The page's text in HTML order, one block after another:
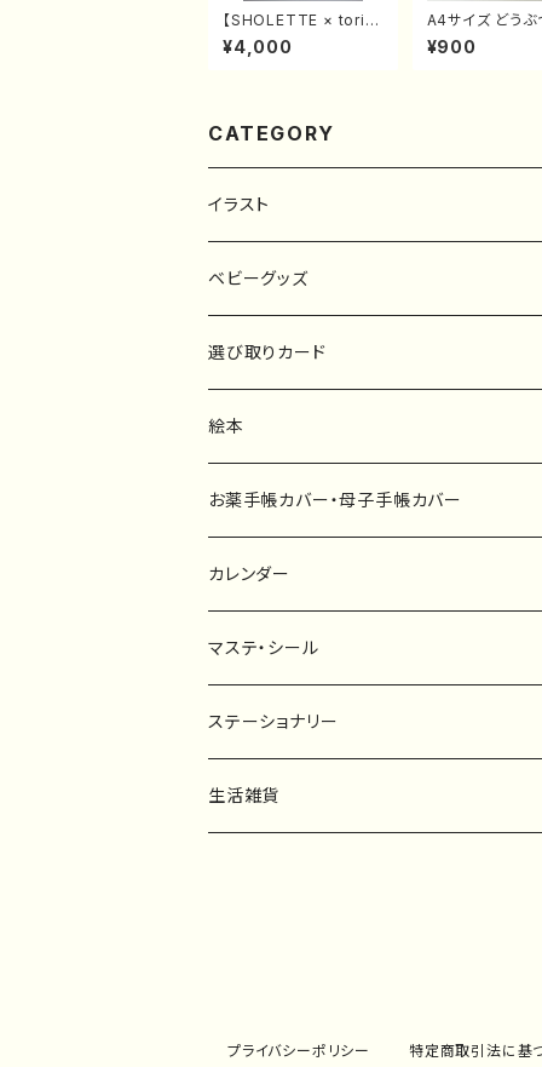
【SHOLETTE × toris
un】つくるつむぐひろが
るオリジナルトートバッ
¥4,000
A4サイズ どうぶ
うえおポスター |
えお表 | ひらが
¥900
CATEGORY
イラスト
原画
ポスター
ファブリックボード
キーホルダー
ポストカード
ベビーグッズ
マタニティーマーク
選び取りカード
カーステッカー
タペストリー
選び取りカード
絵本
お薬手帳カバー・母子手帳カバー
カレンダー
マステ・シール
マスキングテープ
フレークシール
ステーショナリー
一筆箋
生活雑貨
プライバシーポリシー 特定商取引法に基